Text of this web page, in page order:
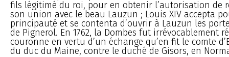
fils légitimé du roi, pour en obtenir l’autorisation de
son union avec le beau Lauzun ; Louis XIV accepta
principauté et se contenta d’ouvrir à Lauzun les
de Pignerol. En 1762, la Dombes fut irrévocablement
couronne en vertu d’un échange qu’en fit le comte
du duc du Maine, contre le duché de Gisors, en